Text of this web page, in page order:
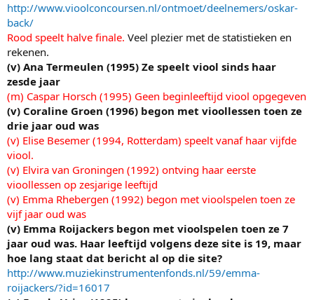
http://www.vioolconcoursen.nl/ontmoet/deelnemers/oskar-
back/
Rood speelt halve finale. Veel plezier met de statistieken en
rekenen.
(v) Ana Termeulen (1995) Ze speelt viool sinds haar
zesde jaar
(m) Caspar Horsch (1995) Geen beginleeftijd viool opgegeven
(v) Coraline Groen (1996) begon met vioollessen toen ze
drie jaar oud was
(v) Elise Besemer (1994, Rotterdam) speelt vanaf haar vijfde
viool.
(v) Elvira van Groningen (1992) ontving haar eerste
vioollessen op zesjarige leeftijd
(v) Emma Rhebergen (1992) begon met vioolspelen toen ze
vijf jaar oud was
(v) Emma Roijackers begon met vioolspelen toen ze 7
jaar oud was. Haar leeftijd volgens deze site is 19, maar
hoe lang staat dat bericht al op die site?
http://www.muziekinstrumentenfonds.nl/59/emma-
roijackers/?id=16017